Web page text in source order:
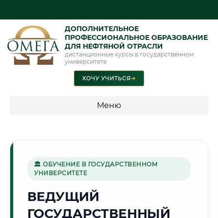
ДОПОЛНИТЕЛЬНОЕ
ПРОФЕССИОНАЛЬНОЕ ОБРАЗОВАНИЕ
ДЛЯ НЕФТЯНОЙ ОТРАСЛИ
дистанционные курсы в государственном
университете
ХОЧУ УЧИТЬСЯ➜
Меню
Г. ТОМСК
🏛 ОБУЧЕНИЕ В ГОСУДАРСТВЕННОМ
УНИВЕРСИТЕТЕ
ВЕДУЩИЙ
ГОСУДАРСТВЕННЫЙ